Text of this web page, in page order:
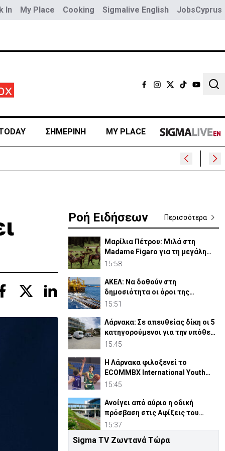
In My Place Cooking Sigmalive English JobsCyprus
ΣΗΜΕΡΙΝΗ MY PLACE
Ροή Ειδήσεων Περισσότερα
Μαρίλια Πέτρου: Μιλά στη
Madame Figaro για τη μεγάλη
της αγάπη, τα άλογα
15:58
ΑΚΕΛ: Να δοθούν στη
δημοσιότητα οι όροι της
συμφωνίας με τη Meridiam
15:51
Λάρνακα: Σε απευθείας δίκη οι 5
κατηγορούμενοι για την υπόθεση
τρομοκρατίας
15:45
Η Λάρνακα φιλοξενεί το
ECOMMBX International Youth
Basketball Tournament Vol.2
15:45
Ανοίγει από αύριο η οδική
πρόσβαση στις Αφίξεις του
Αεροδρομίου Λάρνακας
15:37
ΑΚΕΛ για Κεντρικές Φυλακές:
Sigma TV Ζωντανά Τώρα